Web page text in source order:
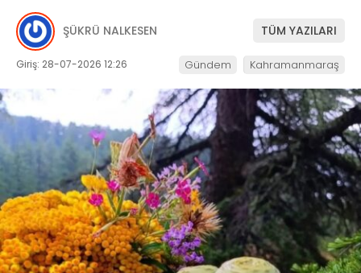
ŞÜKRÜ NALKESEN TÜM YAZILARI
Giriş: 28-07-2026 12:26 Gündem Kahramanmaraş